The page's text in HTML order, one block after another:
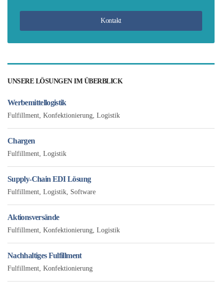
Kontakt
UNSERE LÖSUNGEN IM ÜBERBLICK
Werbemittellogistik
Fulfillment, Konfektionierung, Logistik
Chargen
Fulfillment, Logistik
Supply-Chain EDI Lösung
Fulfillment, Logistik, Software
Aktionsversände
Fulfillment, Konfektionierung, Logistik
Nachhaltiges Fulfillment
Fulfillment, Konfektionierung